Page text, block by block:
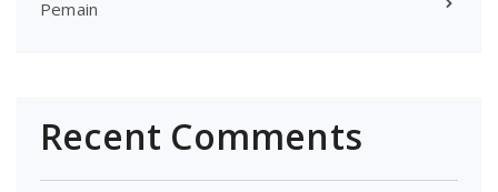
Pemain
Recent Comments